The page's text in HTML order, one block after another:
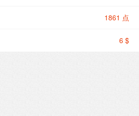
1861 点
6 $